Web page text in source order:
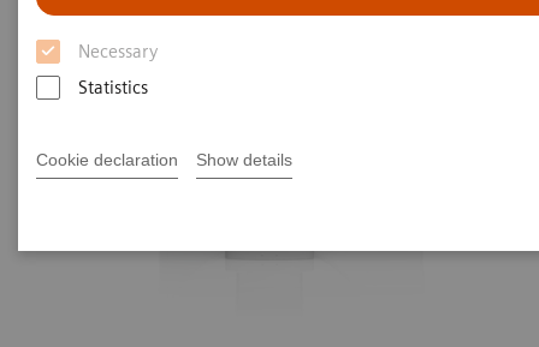
Necessary
Statistics
Cookie declaration Show details